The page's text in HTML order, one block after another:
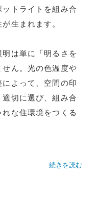
トライトを組み合
生まれます。
は単に「明るさを
ん。光の色温度や
よって、空間の印
切に選び、組み合
な住環境をつくる
続きを読む